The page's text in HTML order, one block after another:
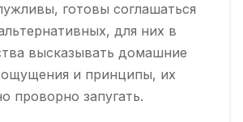
готовы соглашаться
для них в
высказывать домашние
и принципы, их
проворно запугать.